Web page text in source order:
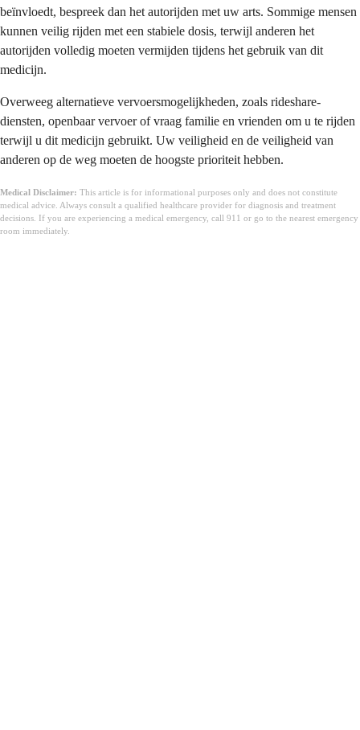
beïnvloedt, bespreek dan het autorijden met uw arts. Sommige mensen
kunnen veilig rijden met een stabiele dosis, terwijl anderen het
autorijden volledig moeten vermijden tijdens het gebruik van dit
medicijn.
Overweeg alternatieve vervoersmogelijkheden, zoals rideshare-
diensten, openbaar vervoer of vraag familie en vrienden om u te rijden
terwijl u dit medicijn gebruikt. Uw veiligheid en de veiligheid van
anderen op de weg moeten de hoogste prioriteit hebben.
Medical Disclaimer: This article is for informational purposes only and does not constitute
medical advice. Always consult a qualified healthcare provider for diagnosis and treatment
decisions. If you are experiencing a medical emergency, call 911 or go to the nearest emergency
room immediately.